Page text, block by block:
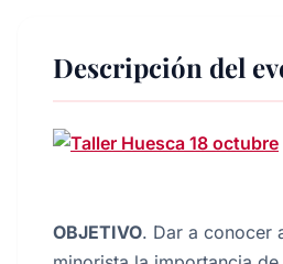
Descripción del
OBJETIVO. Dar a conocer